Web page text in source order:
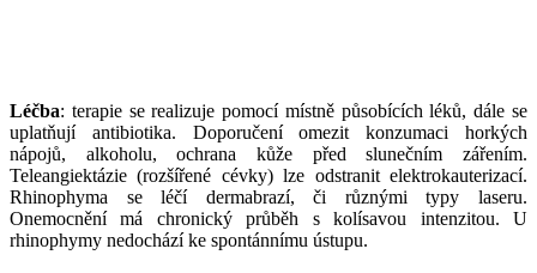
Léčba: terapie se realizuje pomocí místně působících léků, dále se
uplatňují antibiotika. Doporučení omezit konzumaci horkých
nápojů, alkoholu, ochrana kůže před slunečním zářením.
Teleangiektázie (rozšířené cévky) lze odstranit elektrokauterizací.
Rhinophyma se léčí dermabrazí, či různými typy laseru.
Onemocnění má chronický průběh s kolísavou intenzitou. U
rhinophymy nedochází ke spontánnímu ústupu.